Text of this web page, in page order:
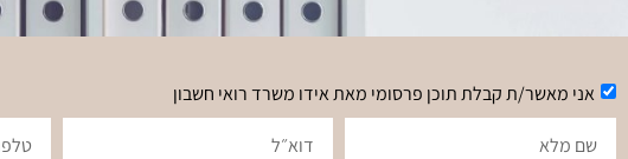
אני מאשר/ת קבלת תוכן פרסומי מאת אידו משרד רואי חשבון